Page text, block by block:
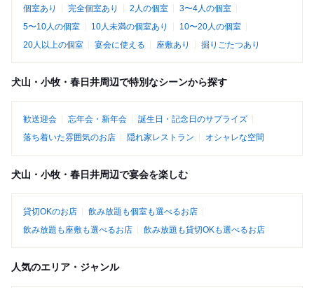
個室あり 完全個室あり 2人の個室
3〜4人の個室
5〜10人の個室
10人未満の個室あり
10〜20人の個室
20人以上の個室
宴会に使える 座敷あり 掘りごたつあり
犬山・小牧・春日井周辺で特別なシーンから探す
歓送迎会 忘年会・新年会
誕生日・記念日のサプライズ
落ち着いた雰囲気のお店
隠れ家レストラン オシャレな空間
犬山・小牧・春日井周辺で宴会を楽しむ
貸切OKのお店
飲み放題も個室も選べるお店
飲み放題も座敷も選べるお店
飲み放題も貸切OKも選べるお店
人気のエリア・ジャンル